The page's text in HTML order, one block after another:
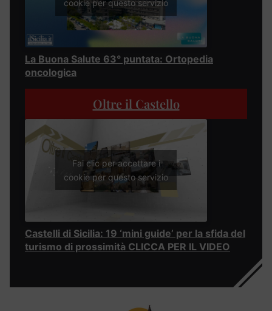
cookie per questo servizio
La Buona Salute 63° puntata: Ortopedia
oncologica
Oltre il Castello
Fai clic per accettare i
cookie per questo servizio
Castelli di Sicilia: 19 ‘mini guide’ per la sfida del
turismo di prossimità CLICCA PER IL VIDEO